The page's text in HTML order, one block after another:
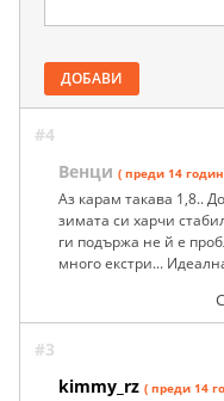
ДОБАВИ
#4
Венци ( преди 14
Аз карам такава 1,8..
зимата си харчи
ги подържа не й е
много екстри...
#3
kimmy_rz ( преди 14